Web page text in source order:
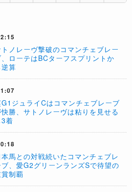
ノレーヴ撃破のコマンチェブレー
、ローテはBCターフスプリントか
逆算
ジュライCはコマンチェブレーブ
勝、サトノレーヴは粘りを見せる
3着
本馬との対戦続いたコマンチェブレ
ブ、愛G2グリーンランズSで待望の
制覇